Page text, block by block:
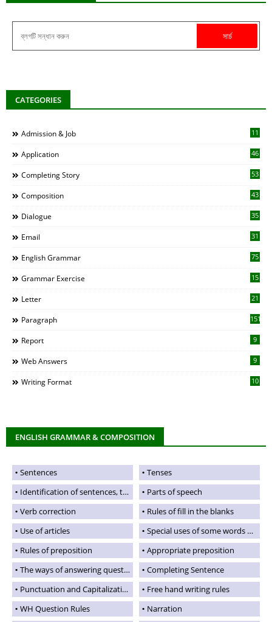
CATEGORIES
Admission & Job 11
Application 46
Completing Story 53
Composition 43
Dialogue 35
Email 31
English Grammar 75
Grammar Exercise 15
Letter 21
Paragraph 151
Report 9
Web Answers 9
Writing Format 10
ENGLISH GRAMMAR & COMPOSITION
Sentences
Tenses
Identification of sentences, tenses and verbd
Parts of speech
Verb correction
Rules of fill in the blanks
Use of articles
Special uses of some words and phrases
Rules of preposition
Appropriate preposition
The ways of answering questions
Completing Sentence
Punctuation and Capitalization
Free hand writing rules
WH Question Rules
Narration